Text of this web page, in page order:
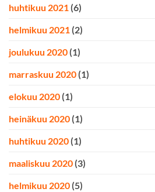
huhtikuu 2021 (6)
helmikuu 2021 (2)
joulukuu 2020 (1)
marraskuu 2020 (1)
elokuu 2020 (1)
heinäkuu 2020 (1)
huhtikuu 2020 (1)
maaliskuu 2020 (3)
helmikuu 2020 (5)